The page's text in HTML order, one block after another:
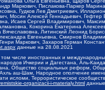
Маркович, Пислакова-Паркер
Гудков Лев Дмитриевич,
Мосин Алексей Геннадьевич,
Исаев Сергей Владимирович,
Кокорина Екатерина
Литинский Леонид
Евгеньевна, Смирнов
Маркович, Захаров Герман
данные на 28.08.2021
числе иностранных и
Ичкерии и Дагестана, Аль-
Общество социальных реформ,
Ахль аш-Шам, Народное ополчение
исломи, Террористическое
organizacii-i-materialy.html